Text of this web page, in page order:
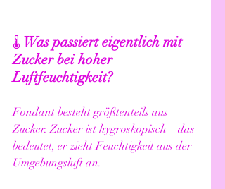
🌡️ Was passiert eigentlich mit
Zucker bei hoher
Luftfeuchtigkeit?
Fondant besteht größtenteils aus
Zucker. Zucker ist hygroskopisch – das
bedeutet, er zieht Feuchtigkeit aus der
Umgebungsluft an.